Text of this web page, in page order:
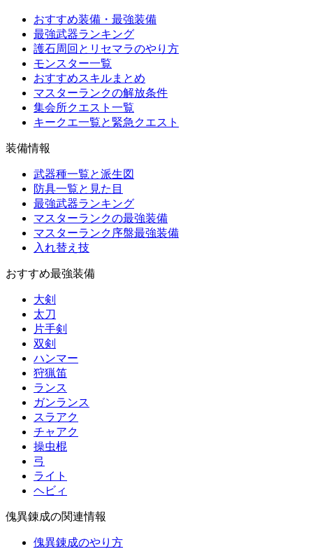
おすすめ装備・最強装備
最強武器ランキング
護石周回とリセマラのやり方
モンスター一覧
おすすめスキルまとめ
マスターランクの解放条件
集会所クエスト一覧
キークエ一覧と緊急クエスト
装備情報
武器種一覧と派生図
防具一覧と見た目
最強武器ランキング
マスターランクの最強装備
マスターランク序盤最強装備
入れ替え技
おすすめ最強装備
大剣
太刀
片手剣
双剣
ハンマー
狩猟笛
ランス
ガンランス
スラアク
チャアク
操虫棍
弓
ライト
ヘビィ
傀異錬成の関連情報
傀異錬成のやり方